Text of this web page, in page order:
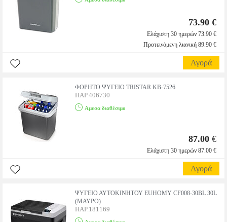
73.90 €
Ελάχιστη 30 ημερών 73.90 €
Προτεινόμενη λιανική 89.90 €
Αγορά
ΦΟΡΗΤΟ ΨΥΓΕΙΟ TRISTAR KB-7526
HAP.406730
Αμεσα διαθέσιμο
87.00 €
Ελάχιστη 30 ημερών 87.00 €
Αγορά
ΨΥΓΕΙΟ ΑΥΤΟΚΙΝΗΤΟΥ EUHOMY CF008-30BL 30L
(ΜΑΥΡΟ)
HAP.181169